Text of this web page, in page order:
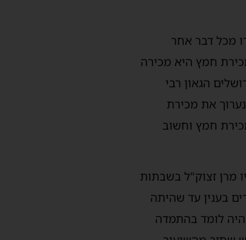
מכל דבר אחר
חמץ היא מכירה
הגאון רבי
את מכירת
חמץ וחשוב
מרן זצוק"ל בשבתות
בענין עד שהיתה
היה לומד בהתמדה